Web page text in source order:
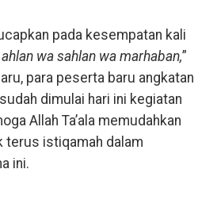
pada kesempatan kali
ahlan wa sahlan wa marhaban,”
para peserta baru angkatan
dimulai hari ini kegiatan
Allah Ta’ala memudahkan
terus istiqamah dalam
ini.